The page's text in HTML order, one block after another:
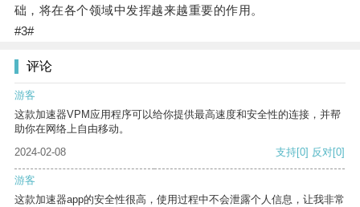
础，将在各个领域中发挥越来越重要的作用。
#3#
评论
游客
这款加速器VPM应用程序可以给你提供最高速度和安全性的连接，并帮
助你在网络上自由移动。
2024-02-08
支持[0] 反对[0]
游客
这款加速器app的安全性很高，使用过程中不会泄露个人信息，让我非常